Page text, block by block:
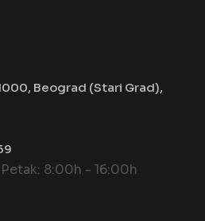
Beograd (Stari Grad),
8:00h - 16:00h